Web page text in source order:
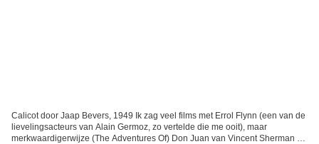
Calicot door Jaap Bevers, 1949 Ik zag veel films met Errol Flynn (een van de
lievelingsacteurs van Alain Germoz, zo vertelde die me ooit), maar
merkwaardigerwijze (The Adventures Of) Don Juan van Vincent Sherman uit